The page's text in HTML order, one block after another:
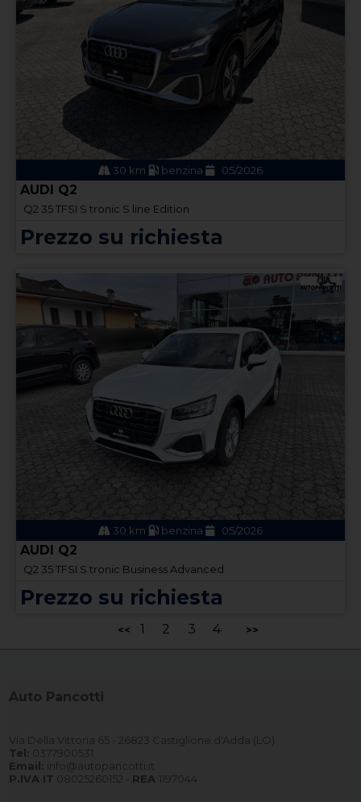
30 km benzina 05/2026
AUDI Q2
Q2 35 TFSI S tronic S line Edition
Prezzo su richiesta
30 km benzina 05/2026
AUDI Q2
Q2 35 TFSI S tronic Business Advanced
Prezzo su richiesta
<< 1 2 3 4 >>
Auto Pancotti
Via Della Vittoria 65 - 26823 Castiglione d'Adda (LO)
Tel: 0377900531
Email: info@autopancotti.it
P.IVA IT 08025260152 - REA 1197044